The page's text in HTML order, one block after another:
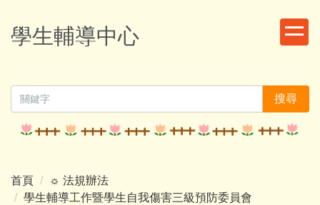
到
主
區
學生輔導中心
搜尋
首頁
☼ 法規辦法
學生輔導工作暨學生自我傷害三級預防委員會